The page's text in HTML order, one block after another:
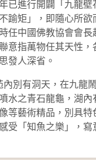
已進行開闢「九龍
踰矩」，即隨心所
任中國佛教協會會
意指萬物任其天性
發人深省。
有洞天，在九龍
水之青石龍龜，湖
等藝術精品，別具
受「知魚之樂」，寫